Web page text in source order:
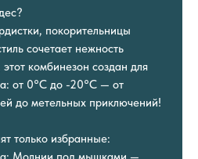
покорительницы
сочетает нежность
комбинезон создан для
от 0°C до -20°C — от
до метельных приключений!
только избранные: